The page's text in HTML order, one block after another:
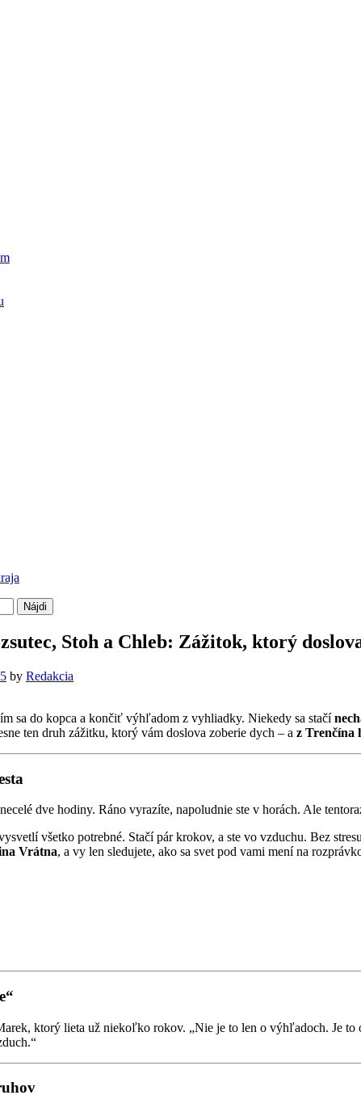
Stoh a Chleb: Zážitok, ktorý
by Redakcia
sa do kopca a končiť výhľadom z vyhliadky. Niekedy sa stačí
ten druh zážitku, ktorý vám doslova zoberie dych – a z Trenčína
dve hodiny. Ráno vyrazíte, napoludnie ste v horách. Ale
všetko potrebné. Stačí pár krokov, a ste vo vzduchu. Bez
Vrátna, a vy len sledujete, ako sa svet pod vami mení na
ktorý lieta už niekoľko rokov. „Nie je to len o výhľadoch. Je